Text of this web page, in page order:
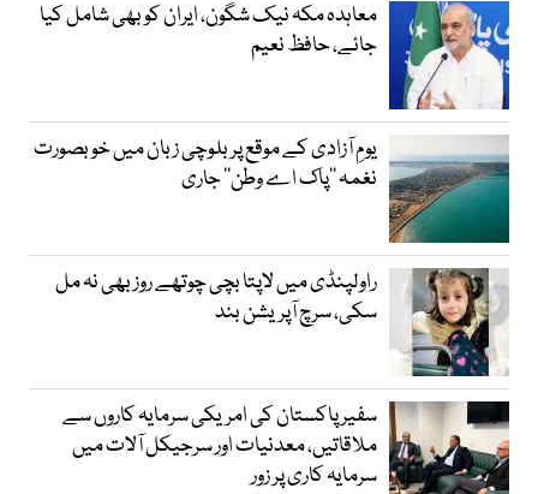
معاہدہ مکہ نیک شگون، ایران کو بھی شامل کیا
جائے، حافظ نعیم
یومِ آزادی کے موقع پر بلوچی زبان میں خوبصورت
نغمہ ’’پاک اے وطن‘‘ جاری
راولپنڈی میں لاپتا بچی چوتھے روز بھی نہ مل
سکی، سرچ آپریشن بند
سفیر پاکستان کی امریکی سرمایہ کاروں سے
ملاقاتیں، معدنیات اور سرجیکل آلات میں
سرمایہ کاری پر زور